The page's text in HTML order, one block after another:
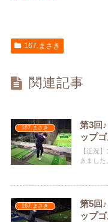
167.まさき
関連記事
167.まさき
第3回
ップ
【近況
きまし
167.まさき
第5回
ップ